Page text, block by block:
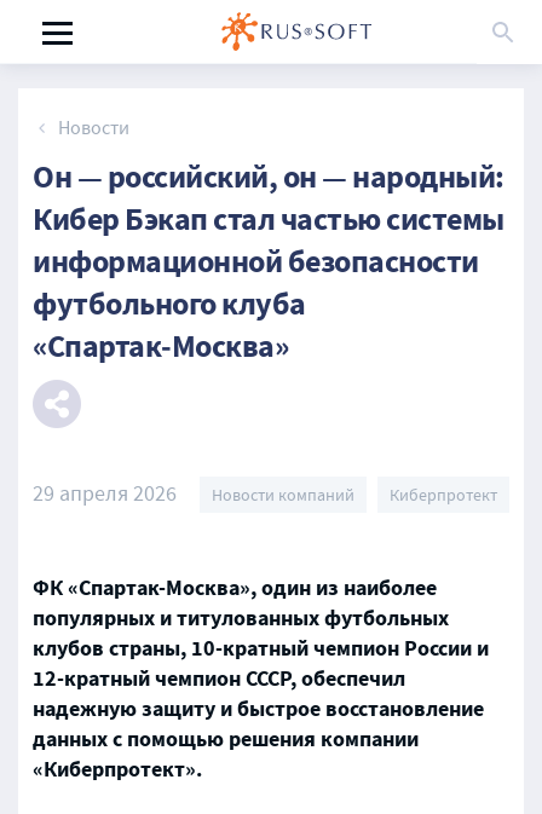
Новости
Он — российский, он — народный:
Кибер Бэкап стал частью системы
информационной безопасности
футбольного клуба
«Спартак‑Москва»
29 апреля 2026 Новости компаний Киберпротект
ФК «Спартак-Москва», один из наиболее
популярных и титулованных футбольных
клубов страны, 10-кратный чемпион России и
12-кратный чемпион СССР, обеспечил
надежную защиту и быстрое восстановление
данных с помощью решения компании
«Киберпротект».